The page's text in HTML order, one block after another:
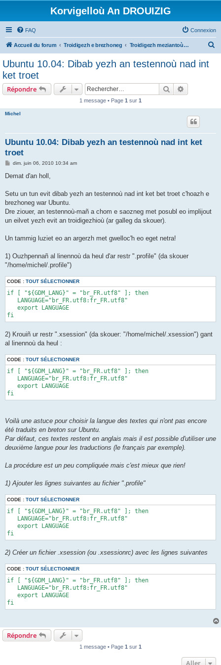
Korvigelloù An DROUIZIG
FAQ Connexion
Accueil du forum Troidigezh e brezhoneg Troidigezh meziantoù all (frank a wirioù evit an darn vrasañ anezho)
Ubuntu 10.04: Dibab yezh an testennoù nad int
ket troet
Répondre Rechercher
1 message • Page 1 sur 1
Michel
Ubuntu 10.04: Dibab yezh an testennoù nad int ket
troet
M
s
g
dim. juin 06, 2010 10:34 am
Demat d'an holl,
Setu un tun evit dibab yezh an testennoù nad int ket bet troet c'hoazh e
brezhoneg war Ubuntu.
Dre ziouer, an testennoù-mañ a chom e saozneg met posubl eo implijout
un eilvet yezh evit an troidigezhioù (ar galleg da skouer).
Un tammig luziet eo an argerzh met gwelloc'h eo eget netra!
1) Ouzhpennañ al linennoù da heul d'ar restr ".profile" (da skouer
"/home/michel/.profile")
CODE : TOUT SÉLECTIONNER
if [ "${GDM_LANG}" = "br_FR.utf8" ]; then
   LANGUAGE="br_FR.utf8:fr_FR.utf8"
   export LANGUAGE
fi
2) Krouiñ ur restr ".xsession" (da skouer: "/home/michel/.xsession") gant
al linennoù da heul :
CODE : TOUT SÉLECTIONNER
if [ "${GDM_LANG}" = "br_FR.utf8" ]; then
   LANGUAGE="br_FR.utf8:fr_FR.utf8"
   export LANGUAGE
fi
Voilà une astuce pour choisir la langue des textes qui n'ont pas encore
été traduits en breton sur Ubuntu.
Par défaut, ces textes restent en anglais mais il est possible d'utiliser une
deuxième langue pour les traductions (le français par exemple).
La procédure est un peu compliquée mais c'est mieux que rien!
1) Ajouter les lignes suivantes au fichier ".profile"
CODE : TOUT SÉLECTIONNER
if [ "${GDM_LANG}" = "br_FR.utf8" ]; then
   LANGUAGE="br_FR.utf8:fr_FR.utf8"
   export LANGUAGE
fi
2) Créer un fichier .xsession (ou .xsessionrc) avec les lignes suivantes
CODE : TOUT SÉLECTIONNER
if [ "${GDM_LANG}" = "br_FR.utf8" ]; then
   LANGUAGE="br_FR.utf8:fr_FR.utf8"
   export LANGUAGE
fi
Répondre
1 message • Page 1 sur 1